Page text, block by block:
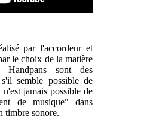
par l'accordeur et
le choix de la matière
sont des
semble possible de
jamais possible de
de musique" dans
timbre sonore.